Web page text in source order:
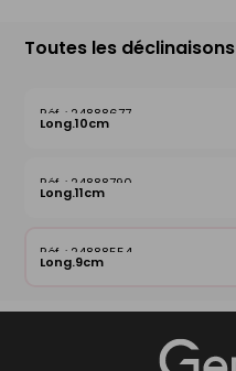
Toutes les déclinaisons
24888677
Long.10cm
24888790
Long.11cm
24888554
Long.9cm